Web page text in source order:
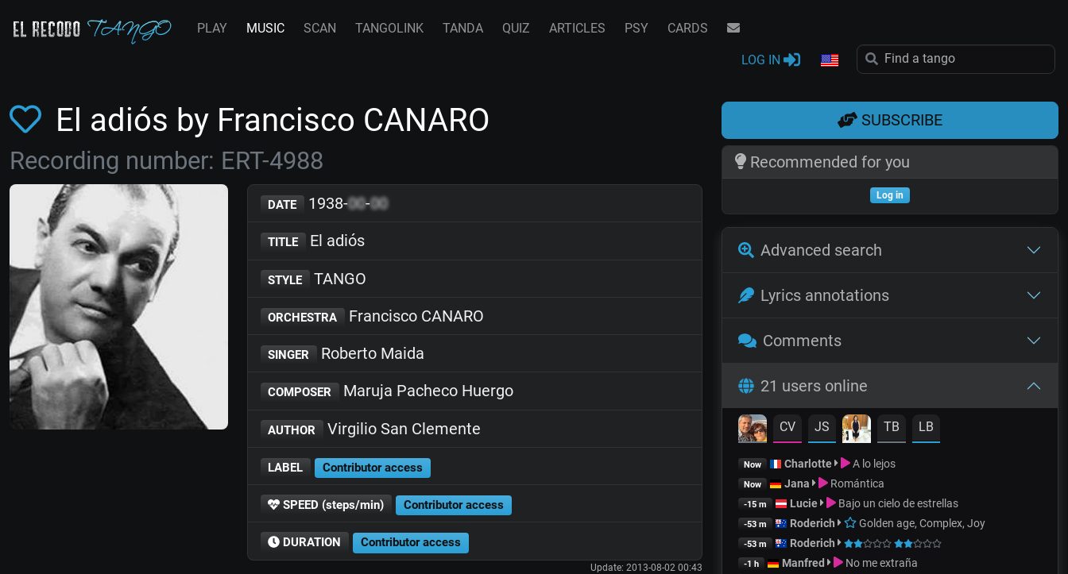
PLAY MUSIC SCAN TANGOLINK TANDA QUIZ ARTICLES PSY CARDS
LOG IN
El adiós by Francisco CANARO
Recording number: ERT-4988
DATE 1938-00-00
TITLE El adiós
STYLE TANGO
ORCHESTRA Francisco CANARO
SINGER Roberto Maida
COMPOSER Maruja Pacheco Huergo
AUTHOR Virgilio San Clemente
LABEL Contributor access
SPEED (steps/min) Contributor access
DURATION Contributor access
Update: 2013-08-02 00:43
SUBSCRIBE
Recommended for you
Log in
Advanced search
Lyrics annotations
Comments
21 users online
CV JS TB LB
Now Charlotte A lo lejos
Now Jana Romántica
-15 m Lucie Bajo un cielo de estrellas
-53 m Roderich Golden age, Complex, Joy
-53 m Roderich
-1 h Manfred No me extraña